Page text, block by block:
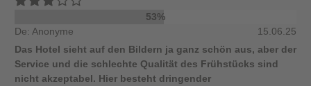
53%
De: Anonyme
15.06.25
Das Hotel sieht auf den Bildern ja ganz schön aus, aber der
Service und die schlechte Qualität des Frühstücks sind
nicht akzeptabel. Hier besteht dringender